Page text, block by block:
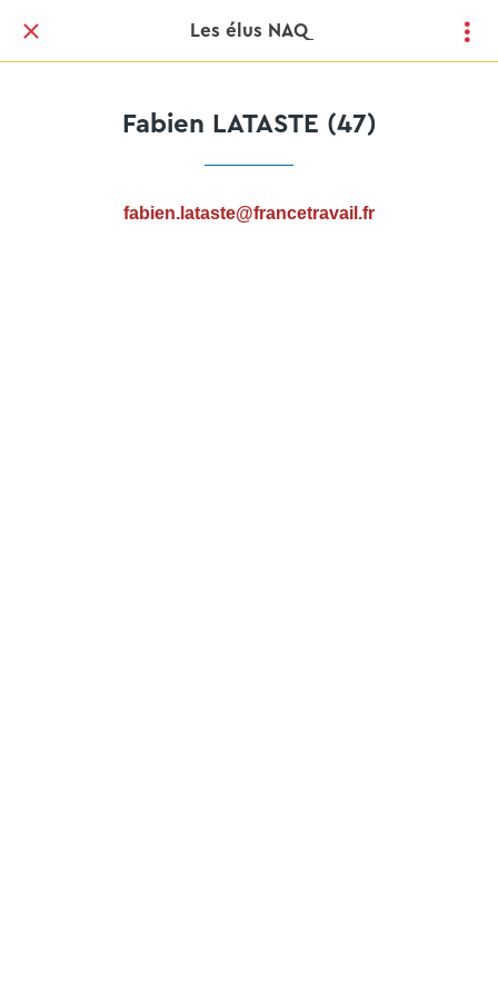
Les élus NAQ
Fabien LATASTE (47)
fabien.lataste@francetravail.fr